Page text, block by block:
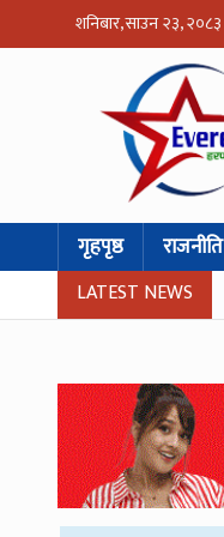
शनिबार, साउन २३, २०८३
गृहपृष्ठ राजनीति
LATEST NEWS